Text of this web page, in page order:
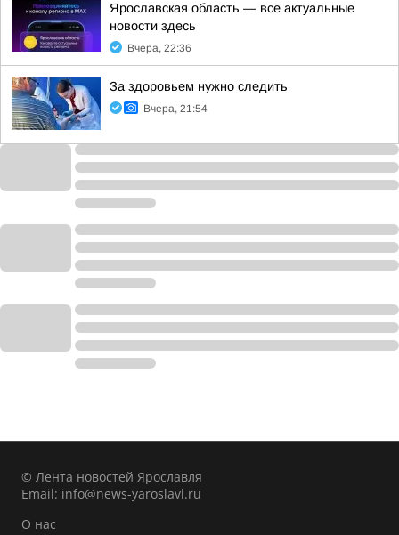
Ярославская область — все актуальные
новости здесь
Вчера, 22:36
За здоровьем нужно следить
Вчера, 21:54
© Лента новостей Ярославля
Email: info@news-yaroslavl.ru
О нас